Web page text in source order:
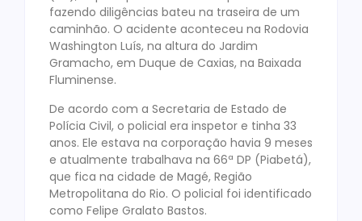
fazendo diligências bateu na traseira de um
caminhão. O acidente aconteceu na Rodovia
Washington Luís, na altura do Jardim
Gramacho, em Duque de Caxias, na Baixada
Fluminense.
De acordo com a Secretaria de Estado de
Polícia Civil, o policial era inspetor e tinha 33
anos. Ele estava na corporação havia 9 meses
e atualmente trabalhava na 66ª DP (Piabetá),
que fica na cidade de Magé, Região
Metropolitana do Rio. O policial foi identificado
como Felipe Gralato Bastos.